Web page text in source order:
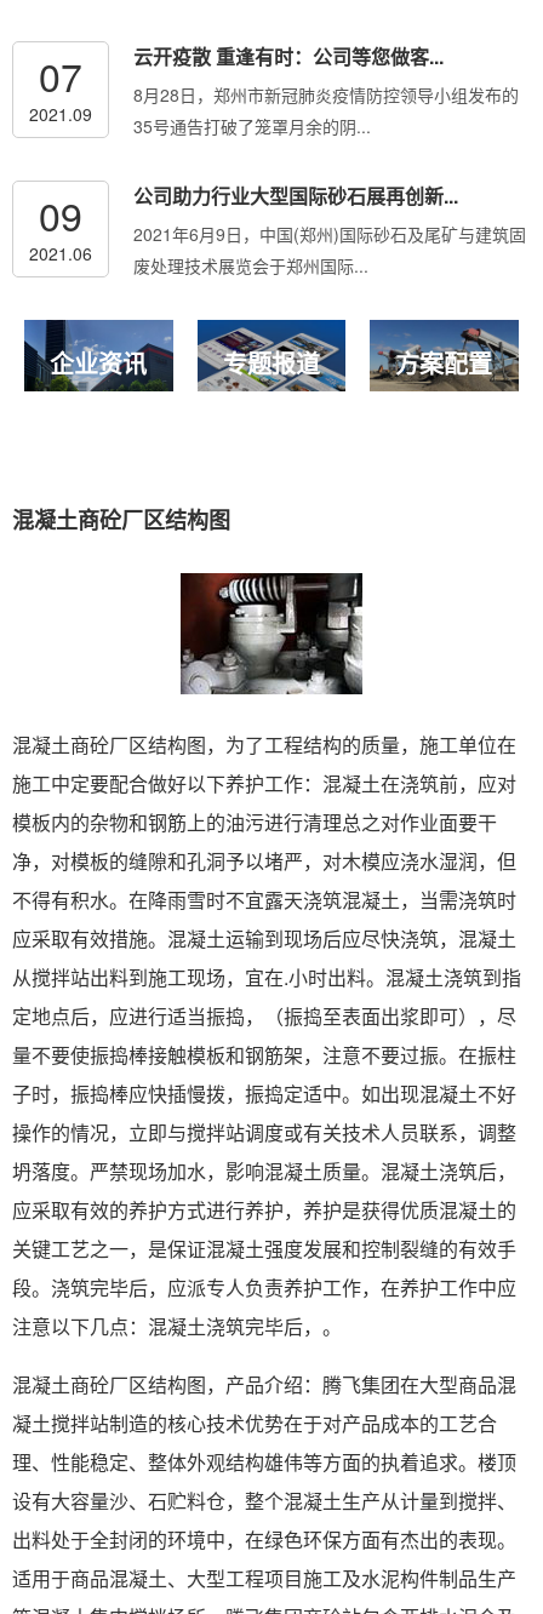
07
2021.09
云开疫散 重逢有时：公司等您做客...
8月28日，郑州市新冠肺炎疫情防控领导小组发布的
35号通告打破了笼罩月余的阴...
09
2021.06
公司助力行业大型国际砂石展再创新...
2021年6月9日，中国(郑州)国际砂石及尾矿与建筑固
废处理技术展览会于郑州国际...
企业资讯 专题报道 方案配置
混凝土商砼厂区结构图
混凝土商砼厂区结构图，为了工程结构的质量，施工单位在
施工中定要配合做好以下养护工作：混凝土在浇筑前，应对
模板内的杂物和钢筋上的油污进行清理总之对作业面要干
净，对模板的缝隙和孔洞予以堵严，对木模应浇水湿润，但
不得有积水。在降雨雪时不宜露天浇筑混凝土，当需浇筑时
应采取有效措施。混凝土运输到现场后应尽快浇筑，混凝土
从搅拌站出料到施工现场，宜在.小时出料。混凝土浇筑到指
定地点后，应进行适当振捣，（振捣至表面出浆即可），尽
量不要使振捣棒接触模板和钢筋架，注意不要过振。在振柱
子时，振捣棒应快插慢拨，振捣定适中。如出现混凝土不好
操作的情况，立即与搅拌站调度或有关技术人员联系，调整
坍落度。严禁现场加水，影响混凝土质量。混凝土浇筑后，
应采取有效的养护方式进行养护，养护是获得优质混凝土的
关键工艺之一，是保证混凝土强度发展和控制裂缝的有效手
段。浇筑完毕后，应派专人负责养护工作，在养护工作中应
注意以下几点：混凝土浇筑完毕后，。
混凝土商砼厂区结构图，产品介绍：腾飞集团在大型商品混
凝土搅拌站制造的核心技术优势在于对产品成本的工艺合
理、性能稳定、整体外观结构雄伟等方面的执着追求。楼顶
设有大容量沙、石贮料仓，整个混凝土生产从计量到搅拌、
出料处于全封闭的环境中，在绿色环保方面有杰出的表现。
适用于商品混凝土、大型工程项目施工及水泥构件制品生产